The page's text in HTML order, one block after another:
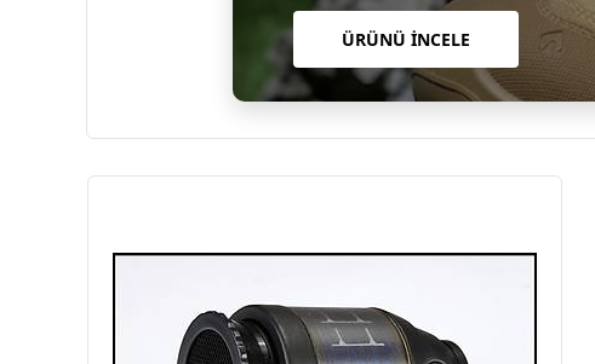
ÜRÜNÜ İNCELE